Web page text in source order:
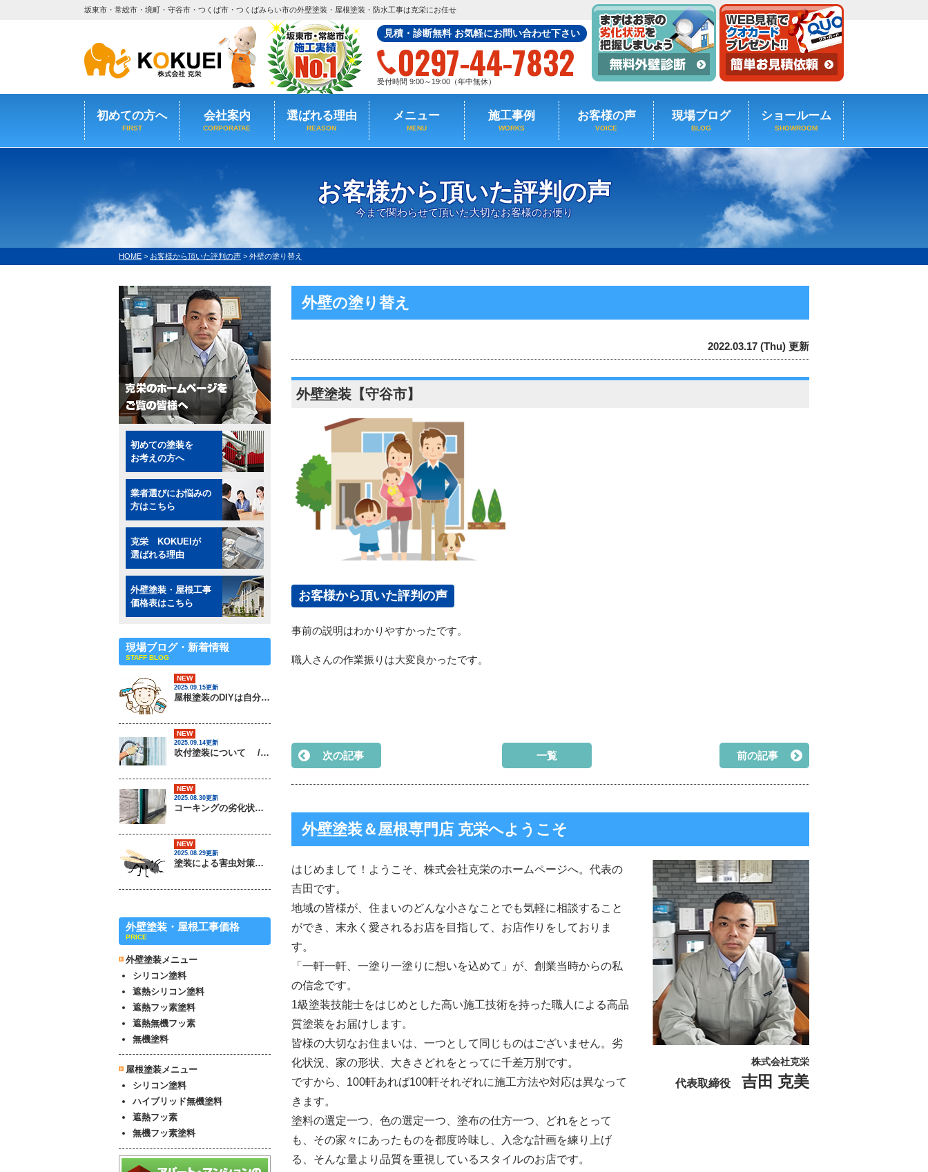
坂東市・常総市・境町・守谷市・つくば市・つくばみらい市の外壁塗装・屋根塗装・防水工事は克栄にお任せ
見積・診断無料 お気軽にお問い合わせ下さい
0297-44-7832
受付時間 9:00～19:00（年中無休）
初めての方へ
FIRST
会社案内
CORPORATAE
選ばれる理由
REASON
メニュー
MENU
施工事例
WORKS
お客様の声
VOICE
現場ブログ
BLOG
ショールーム
SHOWROOM
お客様から頂いた評判の声
今まで関わらせて頂いた大切なお客様のお便り
HOME > お客様から頂いた評判の声 > 外壁の塗り替え
外壁の塗り替え
2022.03.17 (Thu) 更新
外壁塗装【守谷市】
お客様から頂いた評判の声
事前の説明はわかりやすかったです。
職人さんの作業振りは大変良かったです。
次の記事 一覧 前の記事
外壁塗装＆屋根専門店 克栄へようこそ
株式会社克栄
代表取締役 吉田 克美
はじめまして！ようこそ、株式会社克栄のホームページへ。代表の
吉田です。
地域の皆様が、住まいのどんな小さなことでも気軽に相談すること
ができ、末永く愛されるお店を目指して、お店作りをしておりま
す。
「一軒一軒、一塗り一塗りに想いを込めて」が、創業当時からの私
の信念です。
1級塗装技能士をはじめとした高い施工技術を持った職人による高品
質塗装をお届けします。
皆様の大切なお住まいは、一つとして同じものはございません。劣
化状況、家の形状、大きさどれをとってに千差万別です。
ですから、100軒あれば100軒それぞれに施工方法や対応は異なって
きます。
塗料の選定一つ、色の選定一つ、塗布の仕方一つ、どれをとって
も、その家々にあったものを都度吟味し、入念な計画を練り上げ
る、そんな量より品質を重視しているスタイルのお店です。
初めての塗装を
お考えの方へ
業者選びにお悩みの
方はこちら
克栄 KOKUEIが
選ばれる理由
外壁塗装・屋根工事
価格表はこちら
現場ブログ・新着情報
STAFF BLOG
NEW
2025.09.15更新
屋根塗装のDIYは自分でできるの？ / 茨城県常総市・坂東市・守谷市・つくば市・境町の外壁塗装＆屋根専門店
NEW
2025.09.14更新
吹付塗装について / 茨城県常総市・坂東市・守谷市・つくば市・境町の外壁塗装＆屋根専門店
NEW
2025.08.30更新
コーキングの劣化状況について / 茨城県常総市・坂東市・守谷市・つくば市・境町の外壁塗装＆屋根専門店
NEW
2025.08.29更新
塗装による害虫対策は可能なのか？ / 茨城県常総市・坂東市・守谷市・つくば市・境町の外壁塗装＆屋根専門店
外壁塗装・屋根工事価格
PRICE
外壁塗装メニュー
シリコン塗料
遮熱シリコン塗料
遮熱フッ素塗料
遮熱無機フッ素
無機塗料
屋根塗装メニュー
シリコン塗料
ハイブリッド無機塗料
遮熱フッ素
無機フッ素塗料